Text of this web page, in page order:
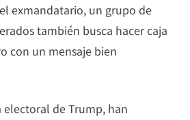
exmandatario, un grupo de
también busca hacer caja
con un mensaje bien
electoral de Trump, han